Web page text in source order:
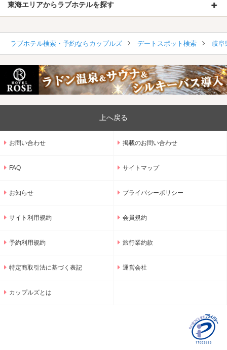
東海エリアからラブホテルを探す
ラブホテル検索・予約ならカップルズ デートスポット検索 岐阜
上へ戻る
お問い合わせ 掲載のお問い合わせ
FAQ サイトマップ
お知らせ プライバシーポリシー
サイト利用規約 会員規約
予約利用規約 旅行業約款
特定商取引法に基づく表記 運営会社
カップルズとは